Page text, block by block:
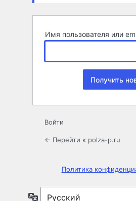
Имя пользователя или
Войти
← Перейти к polza-p.ru
Политика
Язык